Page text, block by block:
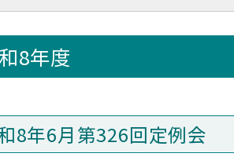
8年度
8年6月第326回定例会